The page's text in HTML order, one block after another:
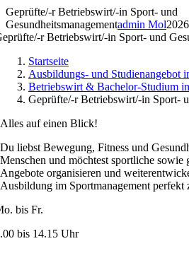
Zum
Inhalt
springen
Geprüfte/-r Betriebswirt/-in Sport- und
Gesundheitsmanagementadmin Mol
r Betriebswirt/-in Sport- und
Startseite
Ausbildungs- und Studienangebot
Betriebswirt & Bachelor-Studium
Geprüfte/-r Betriebswirt/-in Sport-
Alles auf einen Blick!
Du liebst Bewegung, Fitness und
Menschen und möchtest sportliche sowie
Angebote organisieren und
Ausbildung im Sportmanagement perfekt
bis Fr.
bis 14.15 Uhr